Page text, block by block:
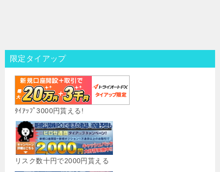
限定タイアップ
ﾀｲｱｯﾌﾟ3000円貰える!
リスク数十円で2000円貰える